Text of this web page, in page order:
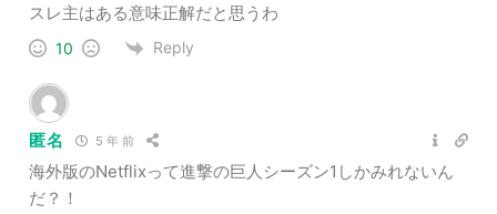
スレ主はある意味正解だと思うわ
10 Reply
匿名 5 年 前
海外版のNetflixって進撃の巨人シーズン1しかみれないん
だ？！